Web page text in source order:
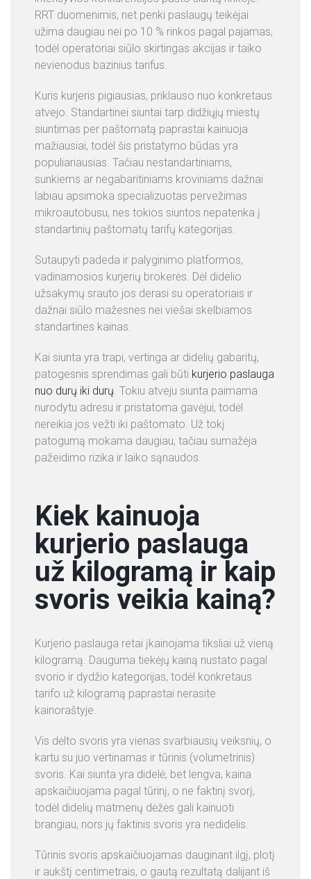
RRT duomenimis, net penki paslaugų teikėjai
užima daugiau nei po 10 % rinkos pagal pajamas,
todėl operatoriai siūlo skirtingas akcijas ir taiko
nevienodus bazinius tarifus.
Kuris kurjeris pigiausias, priklauso nuo konkretaus
atvejo. Standartinei siuntai tarp didžiųjų miestų
siuntimas per paštomatą paprastai kainuoja
mažiausiai, todėl šis pristatymo būdas yra
populiariausias. Tačiau nestandartiniams,
sunkiems ar negabaritiniams kroviniams dažnai
labiau apsimoka specializuotas pervežimas
mikroautobusu, nes tokios siuntos nepatenka į
standartinių paštomatų tarifų kategorijas.
Sutaupyti padeda ir palyginimo platformos,
vadinamosios kurjerių brokerės. Dėl didelio
užsakymų srauto jos derasi su operatoriais ir
dažnai siūlo mažesnes nei viešai skelbiamos
standartines kainas.
Kai siunta yra trapi, vertinga ar didelių gabaritų,
patogesnis sprendimas gali būti kurjerio paslauga
nuo durų iki durų. Tokiu atveju siunta paimama
nurodytu adresu ir pristatoma gavėjui, todėl
nereikia jos vežti iki paštomato. Už tokį
patogumą mokama daugiau, tačiau sumažėja
pažeidimo rizika ir laiko sąnaudos.
Kiek kainuoja
kurjerio paslauga
už kilogramą ir kaip
svoris veikia kainą?
Kurjerio paslauga retai įkainojama tiksliai už vieną
kilogramą. Dauguma tiekėjų kainą nustato pagal
svorio ir dydžio kategorijas, todėl konkretaus
tarifo už kilogramą paprastai nerasite
kainoraštyje.
Vis dėlto svoris yra vienas svarbiausių veiksnių, o
kartu su juo vertinamas ir tūrinis (volumetrinis)
svoris. Kai siunta yra didelė, bet lengva, kaina
apskaičiuojama pagal tūrinį, o ne faktinį svorį,
todėl didelių matmenų dėžės gali kainuoti
brangiau, nors jų faktinis svoris yra nedidelis.
Tūrinis svoris apskaičiuojamas dauginant ilgį, plotį
ir aukštį centimetrais, o gautą rezultatą dalijant iš